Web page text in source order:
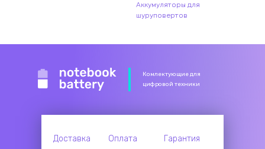
Аккумуляторы для
шуруповертов
Комлектующие для
цифровой техники
Доставка Оплата
Гарантия